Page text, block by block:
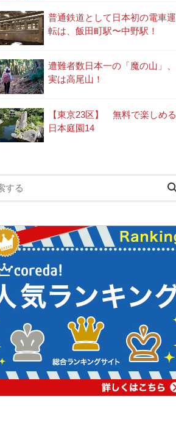
普通鉄道として日本初の電車運
転は、飯田町駅〜中野駅！
遭難者数日本一の「魔の山」、
実は高尾山！
【東京23区】 無料で楽しめる
日本庭園14